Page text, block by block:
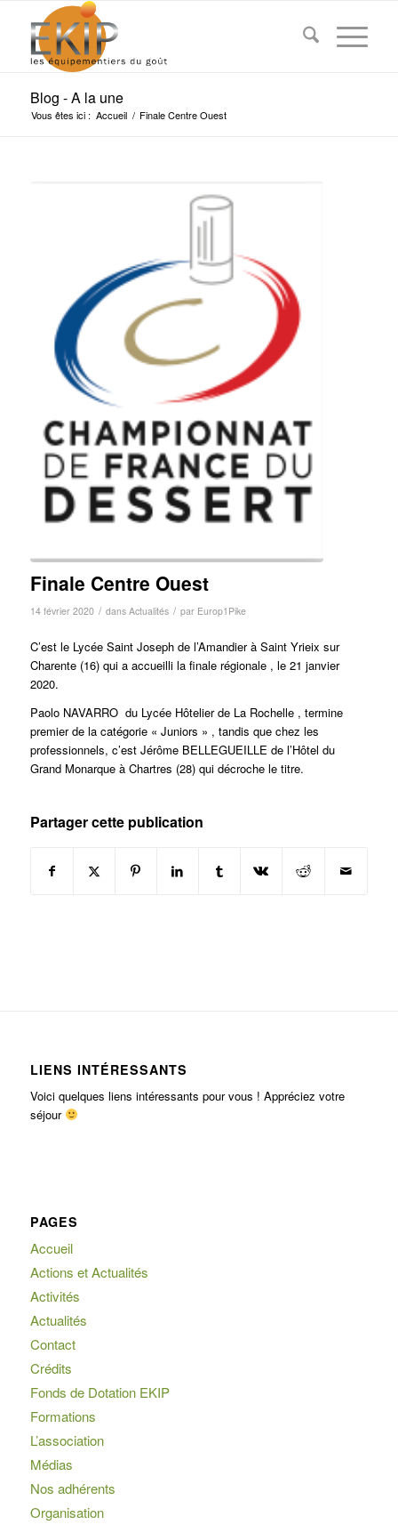
Blog - A la une
Vous êtes ici : Accueil / Finale Centre Ouest
Finale Centre Ouest
14 février 2020 / dans Actualités / par Europ1Pike
C’est le Lycée Saint Joseph de l’Amandier à Saint Yrieix sur
Charente (16) qui a accueilli la finale régionale , le 21 janvier
2020.
Paolo NAVARRO du Lycée Hôtelier de La Rochelle , termine
premier de la catégorie « Juniors » , tandis que chez les
professionnels, c’est Jérôme BELLEGUEILLE de l’Hôtel du
Grand Monarque à Chartres (28) qui décroche le titre.
Partager cette publication
LIENS INTÉRESSANTS
Voici quelques liens intéressants pour vous ! Appréciez votre
séjour
PAGES
Accueil
Actions et Actualités
Activités
Actualités
Contact
Crédits
Fonds de Dotation EKIP
Formations
L’association
Médias
Nos adhérents
Organisation